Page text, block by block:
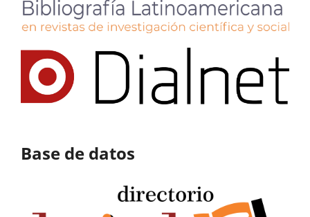
Base de datos